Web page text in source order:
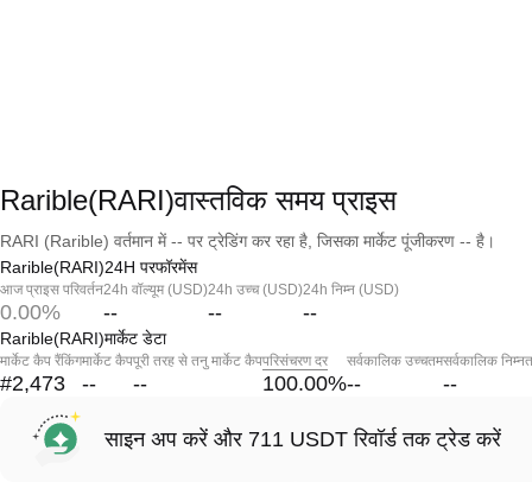
Rarible(RARI)वास्तविक समय प्राइस
RARI (Rarible) वर्तमान में -- पर ट्रेडिंग कर रहा है, जिसका मार्केट पूंजीकरण -- है।
Rarible(RARI)24H परफॉरमेंस
आज प्राइस परिवर्तन
0.00%
24h वॉल्यूम (USD)
--
24h उच्च (USD)
--
24h निम्न (USD)
--
Rarible(RARI)मार्केट डेटा
मार्केट कैप रैंकिंग
#2,473
मार्केट कैप
--
पूरी तरह से तनु मार्केट कैप
--
परिसंचरण दर
100.00%
सर्वकालिक उच्चतम
--
सर्वकालिक
--
साइन अप करें और 711 USDT रिवॉर्ड तक ट्रेड करें